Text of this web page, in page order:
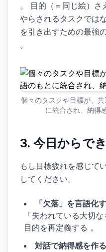
。 目的（＝同じ絵）さ
やらされるタスクでは
を引き出すための最強
。
個々のタスクや目標が、
に統合され、納得
3. 今日からで
もし目標疲れを感じて
してください。
「欠落」を言語化
「失われている大切
目的を再定義する 。
対話で納得感を作る